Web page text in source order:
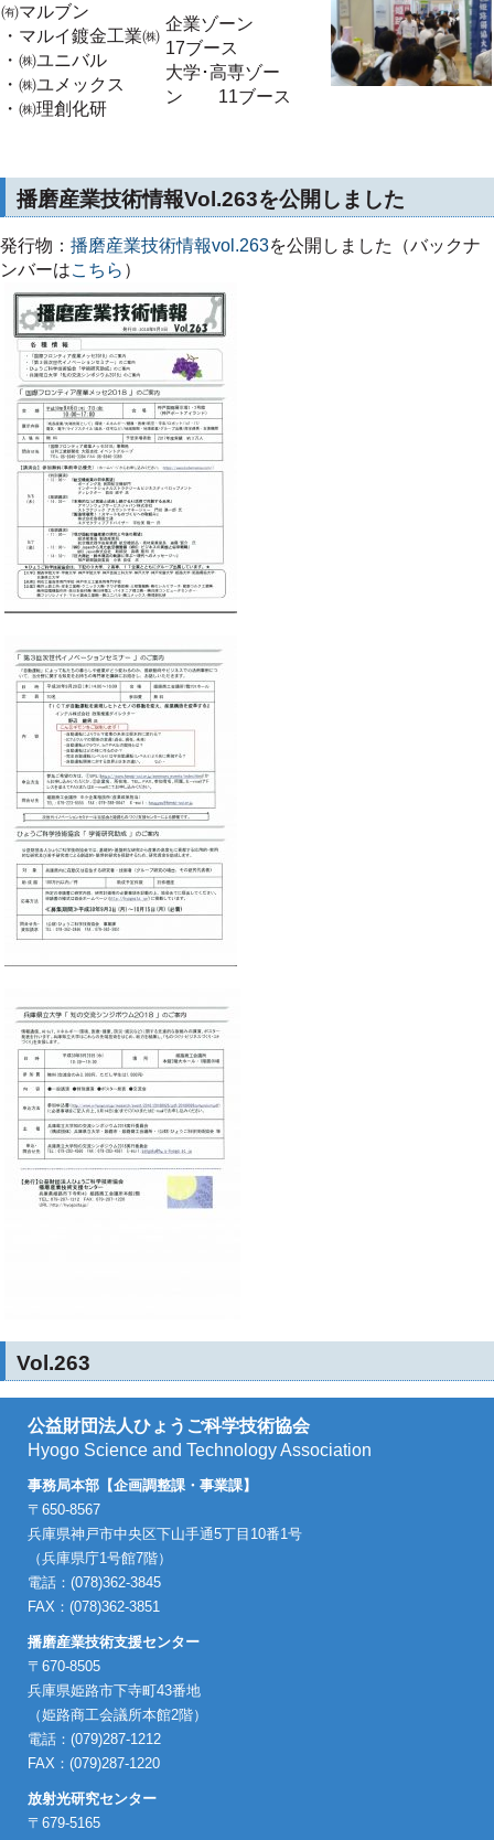
㈲マルブン
・マルイ鍍金工業㈱
・㈱ユニバル
・㈱ユメックス
・㈱理創化研
企業ゾーン
17ブース
大学･高専ゾー
ン 11ブース
播磨産業技術情報Vol.263を公開しました
発行物： 播磨産業技術情報vol.263を公開しました（バックナ
ンバーはこちら ）
Vol.263
公益財団法人ひょうご科学技術協会
Hyogo Science and Technology Association
事務局本部【企画調整課・事業課】
〒650-8567
兵庫県神戸市中央区下山手通5丁目10番1号
（兵庫県庁1号館7階）
電話：(078)362-3845
FAX：(078)362-3851
播磨産業技術支援センター
〒670-8505
兵庫県姫路市下寺町43番地
（姫路商工会議所本館2階）
電話：(079)287-1212
FAX：(079)287-1220
放射光研究センター
〒679-5165